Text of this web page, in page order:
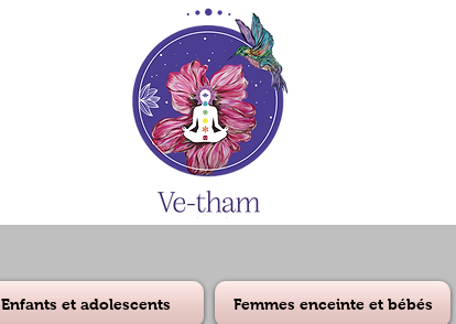
Enfants et adolescents Femmes enceinte et bébés